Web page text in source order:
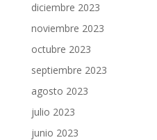
diciembre 2023
noviembre 2023
octubre 2023
septiembre 2023
agosto 2023
julio 2023
junio 2023